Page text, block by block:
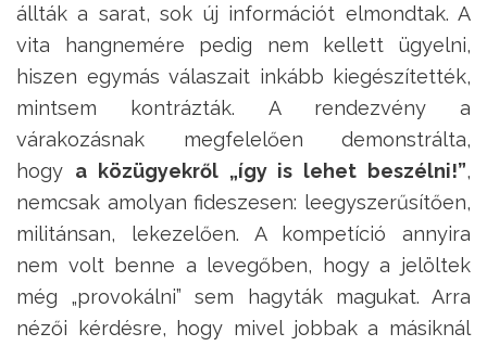
állták a sarat, sok új információt elmondtak. A
vita hangnemére pedig nem kellett ügyelni,
hiszen egymás válaszait inkább kiegészítették,
mintsem kontrázták. A rendezvény a
várakozásnak megfelelően demonstrálta,
hogy a közügyekről „így is lehet beszélni!”,
nemcsak amolyan fideszesen: leegyszerűsítően,
militánsan, lekezelően. A kompetíció annyira
nem volt benne a levegőben, hogy a jelöltek
még „provokálni” sem hagyták magukat. Arra
nézői kérdésre, hogy mivel jobbak a másiknál